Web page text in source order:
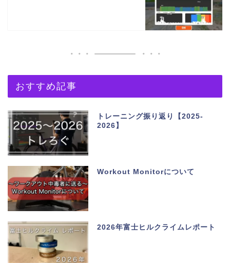
おすすめ記事
トレーニング振り返り【2025-
2026】
Workout Monitorについて
2026年富士ヒルクライムレポート